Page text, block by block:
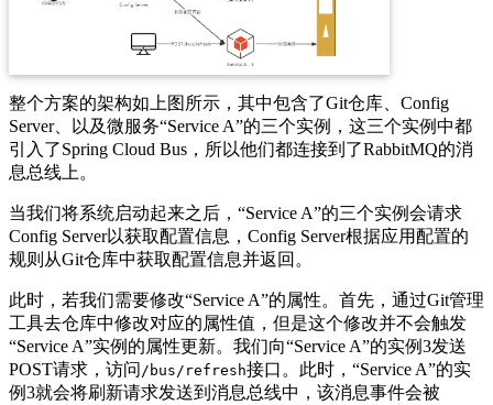
整个方案的架构如上图所示，其中包含了Git仓库、Config
Server、以及微服务“Service A”的三个实例，这三个实例中都
引入了Spring Cloud Bus，所以他们都连接到了RabbitMQ的消
息总线上。
当我们将系统启动起来之后，“Service A”的三个实例会请求
Config Server以获取配置信息，Config Server根据应用配置的
规则从Git仓库中获取配置信息并返回。
此时，若我们需要修改“Service A”的属性。首先，通过Git管理
工具去仓库中修改对应的属性值，但是这个修改并不会触发
“Service A”实例的属性更新。我们向“Service A”的实例3发送
POST请求，访问 /bus/refresh接口。此时，“Service A”的实
例3就会将刷新请求发送到消息总线中，该消息事件会被